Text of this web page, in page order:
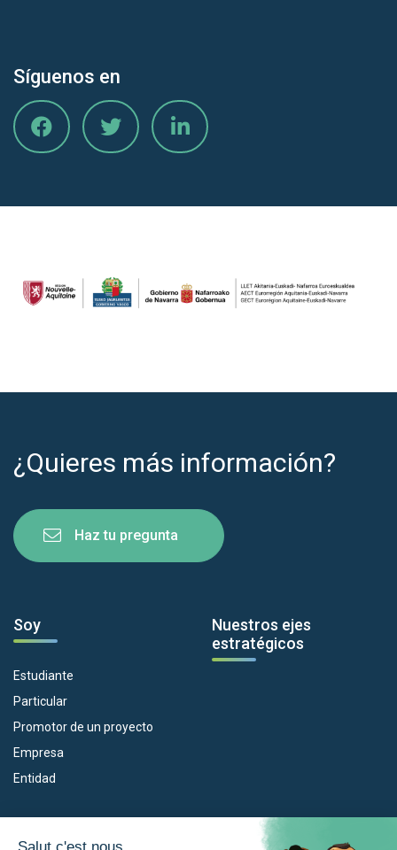
Síguenos en
¿Quieres más información?
Haz tu pregunta
Soy
Estudiante
Particular
Promotor de un proyecto
Empresa
Entidad
Nuestros ejes
estratégicos
La Eurorregión